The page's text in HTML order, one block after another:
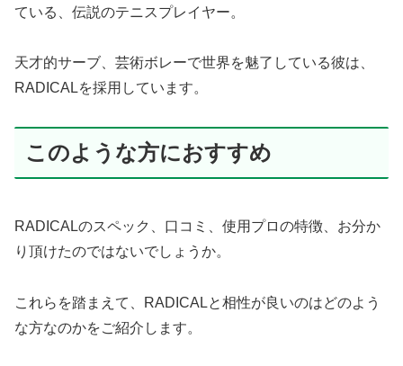
ている、伝説のテニスプレイヤー。
天才的サーブ、芸術ボレーで世界を魅了している彼は、
RADICALを採用しています。
このような方におすすめ
RADICALのスペック、口コミ、使用プロの特徴、お分か
り頂けたのではないでしょうか。
これらを踏まえて、RADICALと相性が良いのはどのよう
な方なのかをご紹介します。